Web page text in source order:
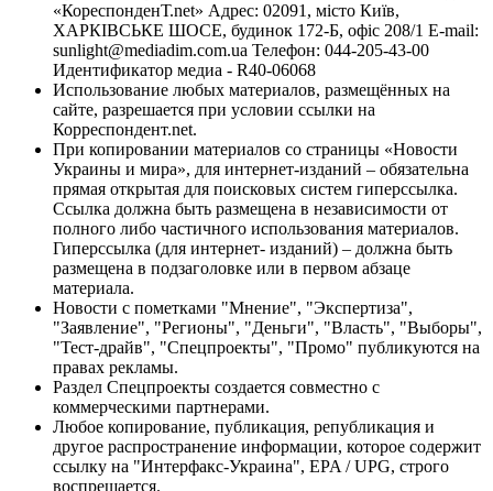
«КореспонденТ.net» Адрес: 02091, місто Київ,
ХАРКІВСЬКЕ ШОСЕ, будинок 172-Б, офіс 208/1 E-mail:
sunlight@mediadim.com.ua Телефон: 044-205-43-00
Идентификатор медиа - R40-06068
Использование любых материалов, размещённых на
сайте, разрешается при условии ссылки на
Корреспондент.net.
При копировании материалов со страницы «Новости
Украины и мира», для интернет-изданий – обязательна
прямая открытая для поисковых систем гиперссылка.
Ссылка должна быть размещена в независимости от
полного либо частичного использования материалов.
Гиперссылка (для интернет- изданий) – должна быть
размещена в подзаголовке или в первом абзаце
материала.
Новости с пометками "Мнение", "Экспертиза",
"Заявление", "Регионы", "Деньги", "Власть", "Выборы",
"Тест-драйв", "Спецпроекты", "Промо" публикуются на
правах рекламы.
Раздел Спецпроекты создается совместно с
коммерческими партнерами.
Любое копирование, публикация, републикация и
другое распространение информации, которое содержит
ссылку на "Интерфакс-Украина", EPA / UPG, строго
воспрещается.